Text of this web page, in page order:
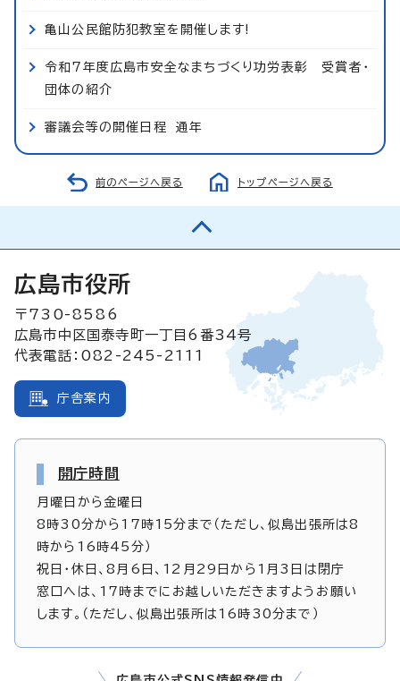
亀山公民館防犯教室を開催します!
令和7年度広島市安全なまちづくり功労表彰 受賞者・
団体の紹介
審議会等の開催日程 通年
前のページへ戻る トップページへ戻る
広島市役所
〒730-8586
広島市中区国泰寺町一丁目6番34号
代表電話：082-245-2111
庁舎案内
開庁時間
月曜日から金曜日
8時30分から17時15分まで（ただし、似島出張所は8
時から16時45分）
祝日・休日、8月6日、12月29日から1月3日は閉庁
窓口へは、17時までにお越しいただきますようお願い
します。（ただし、似島出張所は16時30分まで）